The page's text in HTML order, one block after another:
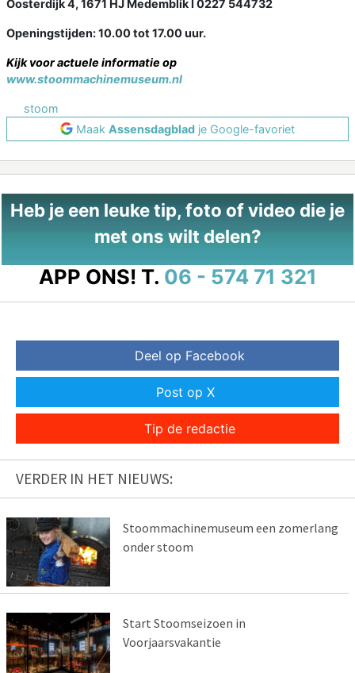
Oosterdijk 4, 1671 HJ Medemblik I 0227 544732
Openingstijden: 10.00 tot 17.00 uur.
Kijk voor actuele informatie op
www.stoommachinemuseum.nl
stoom
Maak Assensdagblad je Google-favoriet
Heb je een leuke tip, foto of video die je
met ons wilt delen?
APP ONS! T. 06 - 574 71 321
Deel op Facebook
Post op X
Tip de redactie
VERDER IN HET NIEUWS:
Stoommachinemuseum een zomerlang
onder stoom
Start Stoomseizoen in
Voorjaarsvakantie